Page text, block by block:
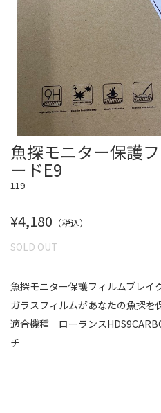
魚探モニター保護
ードE9
119
¥4,180 （税込）
SOLD OUT
魚探モニター保護フィルムブレイ
ガラスフィルムがあなたの魚探を
適合機種 ローランス
チ